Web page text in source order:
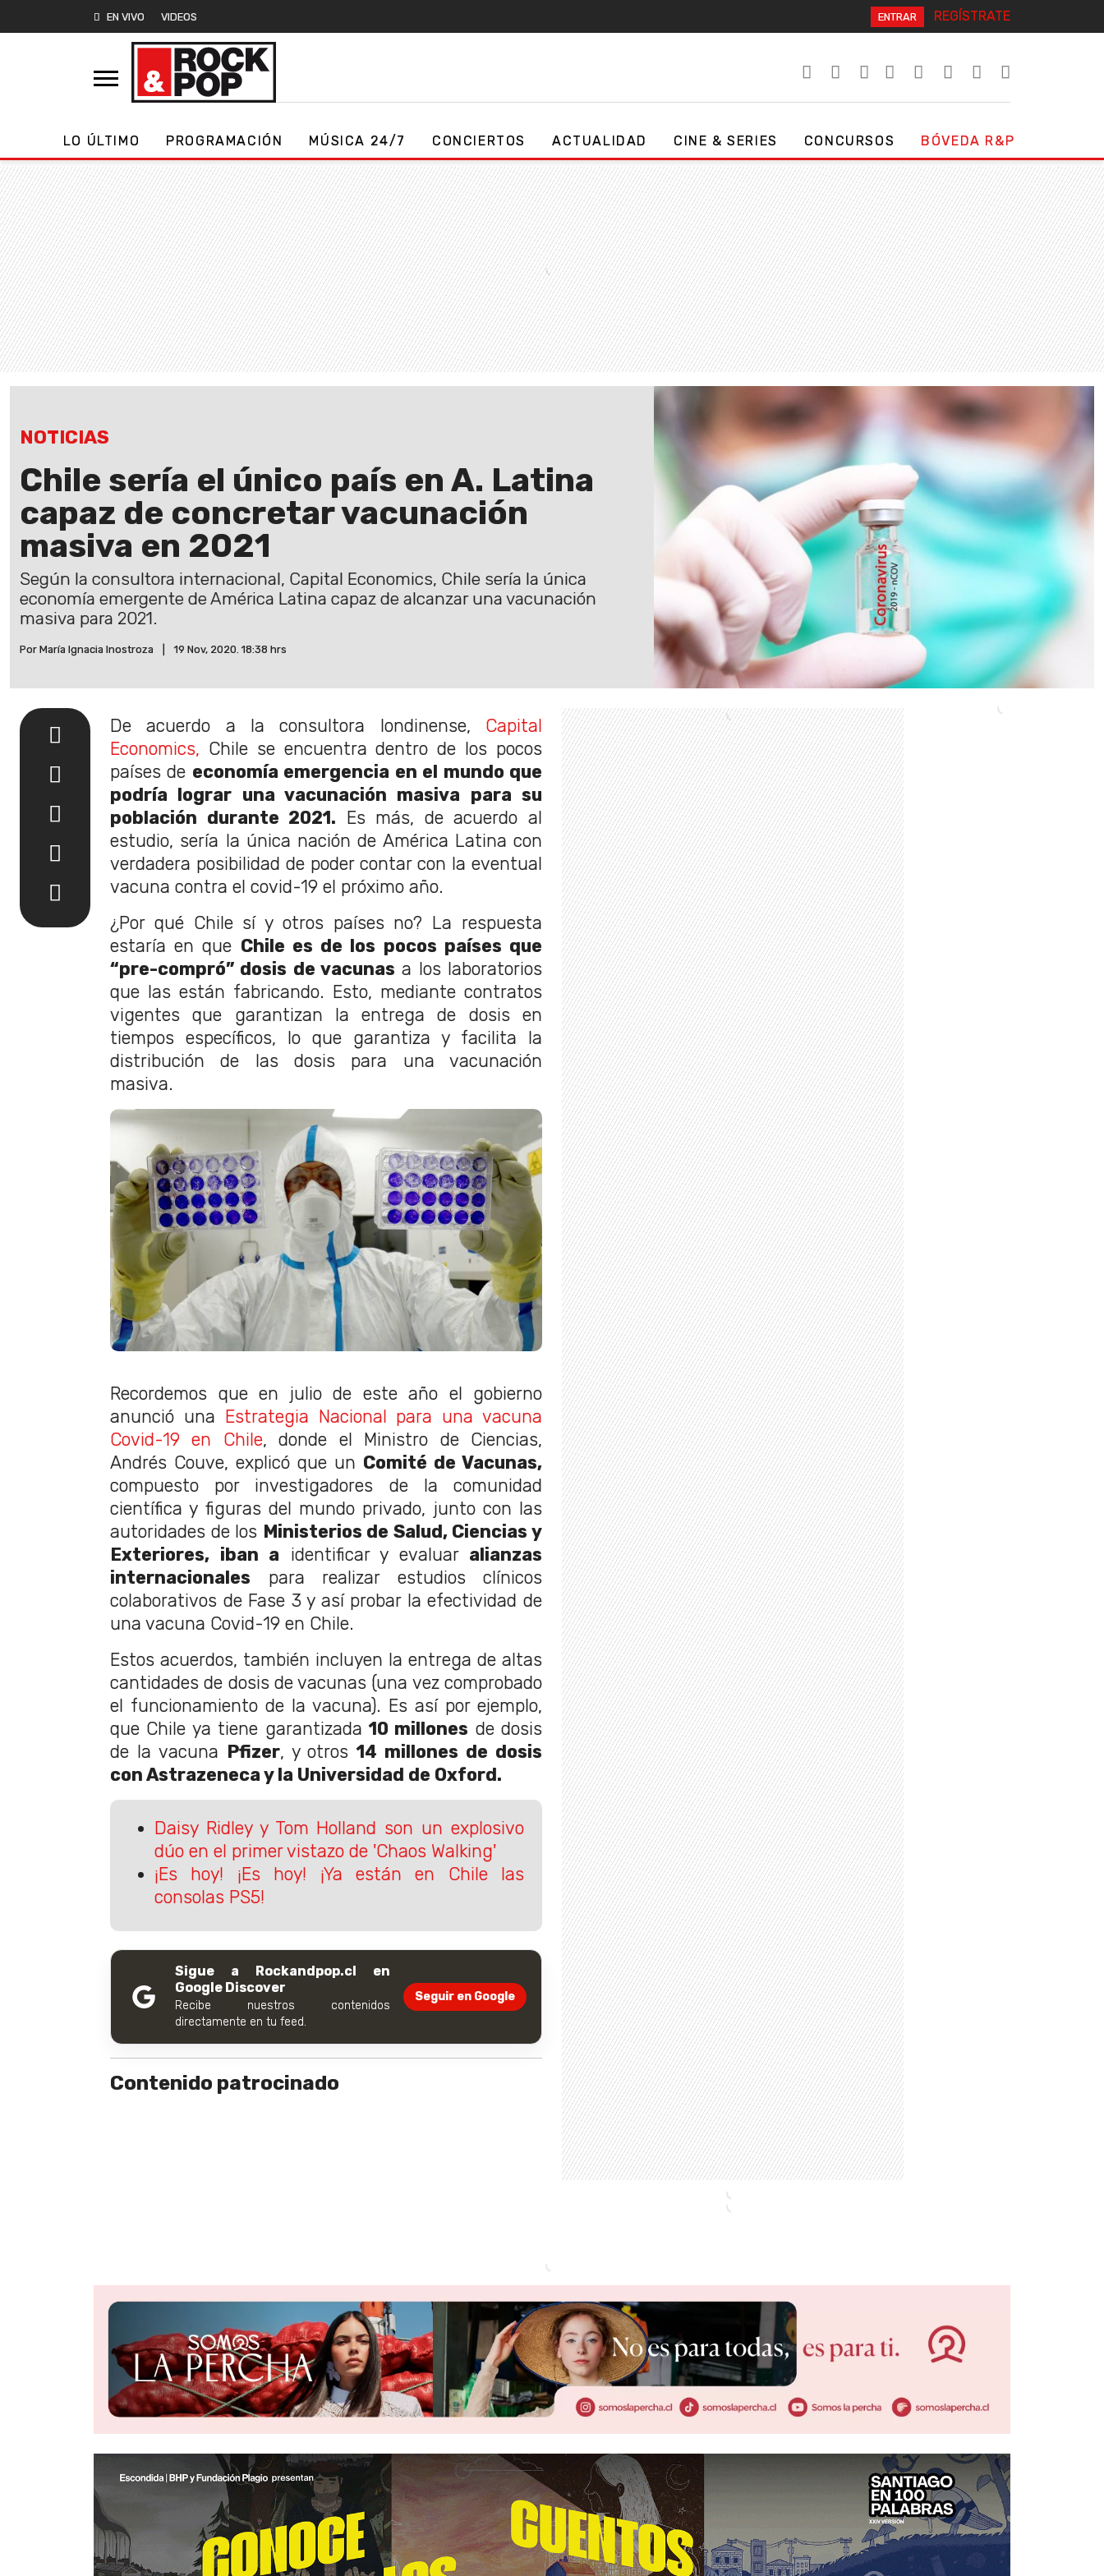
EN VIVO VIDEOS ENTRAR REGÍSTRATE
LO ÚLTIMO PROGRAMACIÓN MÚSICA 24/7 CONCIERTOS ACTUALIDAD CINE & SERIES CONCURSOS BÓVEDA R&P
NOTICIAS
Chile sería el único país en A. Latina
capaz de concretar vacunación
masiva en 2021
Según la consultora internacional, Capital Economics, Chile sería la única
economía emergente de América Latina capaz de alcanzar una vacunación
masiva para 2021.
Por María Ignacia Inostroza 19 Nov, 2020. 18:38 hrs
De acuerdo a la consultora londinense, Capital
Economics, Chile se encuentra dentro de los pocos
países de economía emergencia en el mundo que
podría lograr una vacunación masiva para su
población durante 2021. Es más, de acuerdo al
estudio, sería la única nación de América Latina con
verdadera posibilidad de poder contar con la eventual
vacuna contra el covid-19 el próximo año.
¿Por qué Chile sí y otros países no? La respuesta
estaría en que Chile es de los pocos países que
“pre-compró” dosis de vacunas a los laboratorios
que las están fabricando. Esto, mediante contratos
vigentes que garantizan la entrega de dosis en
tiempos específicos, lo que garantiza y facilita la
distribución de las dosis para una vacunación
masiva.
Recordemos que en julio de este año el gobierno
anunció una Estrategia Nacional para una vacuna
Covid-19 en Chile, donde el Ministro de Ciencias,
Andrés Couve, explicó que un Comité de Vacunas,
compuesto por investigadores de la comunidad
científica y figuras del mundo privado, junto con las
autoridades de los Ministerios de Salud, Ciencias y
Exteriores, iban a identificar y evaluaralianzas
internacionales para realizar estudios clínicos
colaborativos de Fase 3 y así probar la efectividad de
una vacuna Covid-19 en Chile.
Estos acuerdos, también incluyen la entrega de altas
cantidades de dosis de vacunas (una vez comprobado
el funcionamiento de la vacuna). Es así por ejemplo,
que Chile ya tiene garantizada10 millones de dosis
de la vacuna Pfizer, y otros14 millones de dosis
con Astrazeneca y la Universidad de Oxford.
Daisy Ridley y Tom Holland son un explosivo
dúo en el primer vistazo de 'Chaos Walking'
¡Es hoy! ¡Es hoy! ¡Ya están en Chile las
consolas PS5!
Sigue a Rockandpop.cl en
Google Discover
Recibe nuestros contenidos
directamente en tu feed.
Seguir en Google
Contenido patrocinado